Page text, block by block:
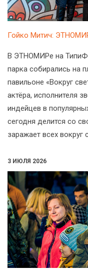
Гойко Митич:
В ЭТНОМИРе на
парка собирались на
павильоне «Вокруг
актёра, исполнителя
индейцев в
сегодня делится со
заражает всех
3 ИЮЛЯ 2026